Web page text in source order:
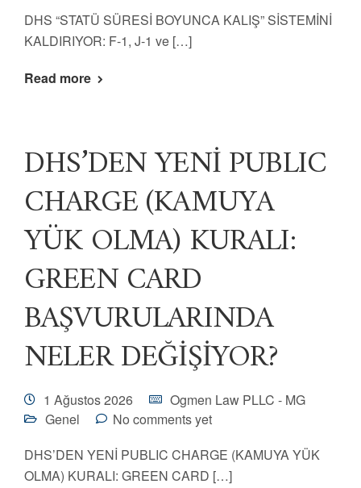
DHS “STATÜ SÜRESİ BOYUNCA KALIŞ” SİSTEMİNİ
KALDIRIYOR: F-1, J-1 ve […]
Read more
DHS’DEN YENİ PUBLIC
CHARGE (KAMUYA
YÜK OLMA) KURALI:
GREEN CARD
BAŞVURULARINDA
NELER DEĞİŞİYOR?
1 Ağustos 2026
Ogmen Law PLLC - MG
Genel
No comments yet
DHS’DEN YENİ PUBLIC CHARGE (KAMUYA YÜK
OLMA) KURALI: GREEN CARD […]